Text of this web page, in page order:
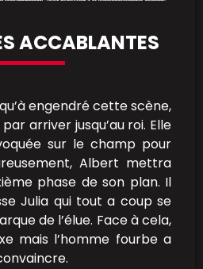
ACCABLANTES
engendré cette scène,
arriver jusqu’au roi. Elle
sur le champ pour
Albert mettra
phase de son plan. Il
Julia qui tout a coup se
de l’élue. Face à cela,
mais l’homme fourbe a